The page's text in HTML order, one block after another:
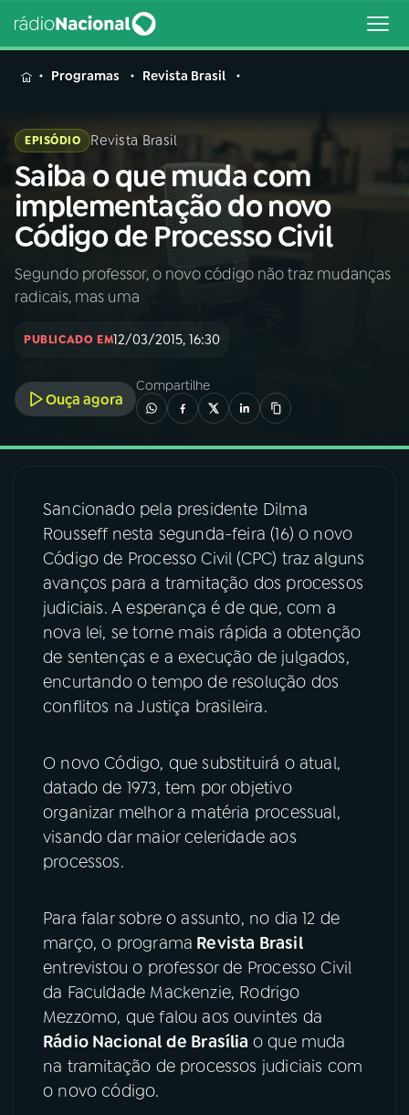
MENU
Buscar
na
Rádio
Nacional
Buscar
AO VIVO
INÍCIO
A RÁDIO
03PROGRAMAÇÃO
04PROGRAMAS
06VIDEOCASTS
FESTIVAL DE MÚSICA
ACOMPANHE A RÁDIO NACIONAL
TikTok
Programas Revista Brasil
EPISÓDIO Revista Brasil
Saiba o que muda com
implementação do novo
Código de Processo Civil
Segundo professor, o novo código não traz mudanças
radicais, mas uma
PUBLICADO EM12/03/2015, 16:30
Ouça agora
Compartilhe
Sancionado pela presidente Dilma
Rousseff nesta segunda-feira (16) o novo
Código de Processo Civil (CPC) traz alguns
avanços para a tramitação dos processos
judiciais. A esperança é de que, com a
nova lei, se torne mais rápida a obtenção
de sentenças e a execução de julgados,
encurtando o tempo de resolução dos
conflitos na Justiça brasileira.
O novo Código, que substituirá o atual,
datado de 1973, tem por objetivo
organizar melhor a matéria processual,
visando dar maior celeridade aos
processos.
Para falar sobre o assunto, no dia 12 de
março, o programa Revista Brasil
entrevistou o professor de Processo Civil
da Faculdade Mackenzie, Rodrigo
Mezzomo, que falou aos ouvintes da
Rádio Nacional de Brasília o que muda
na tramitação de processos judiciais com
o novo código.